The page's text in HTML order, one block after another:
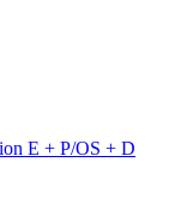
E + P/OS + D